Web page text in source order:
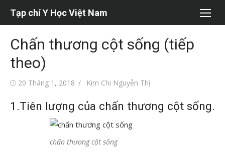
dung
Tạp chí Y Học Việt Nam
Chấn thương cột sống (tiếp
theo)
Đăng20 Tháng 1, 2018
Tác
Kim Chi Nguyễn Thị
1.Tiên lượng của chấn thương cột sống.
chấn thương cột sống